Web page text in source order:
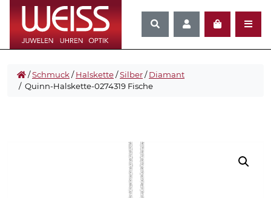
/Schmuck/Halskette/Silber/Diamant
/ Quinn-Halskette-0274319 Fische